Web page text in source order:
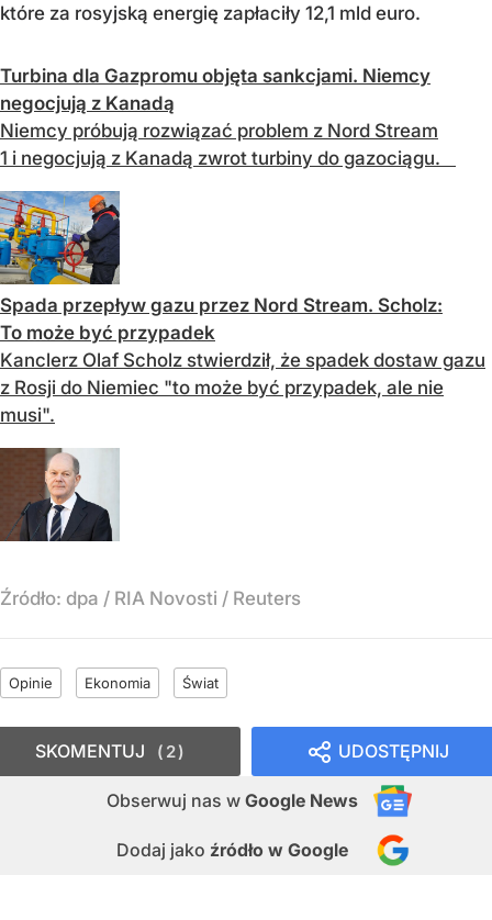
które za rosyjską energię zapłaciły 12,1 mld euro.
Turbina dla Gazpromu objęta sankcjami. Niemcy
negocjują z Kanadą
Niemcy próbują rozwiązać problem z Nord Stream
1 i negocjują z Kanadą zwrot turbiny do gazociągu.
Spada przepływ gazu przez Nord Stream. Scholz:
To może być przypadek
Kanclerz Olaf Scholz stwierdził, że spadek dostaw gazu
z Rosji do Niemiec "to może być przypadek, ale nie
musi".
Źródło: dpa / RIA Novosti / Reuters
Opinie Ekonomia Świat
UDOSTĘPNIJ
Obserwuj nas w Google News
Dodaj jako źródło w Google
SKOMENTUJ 2